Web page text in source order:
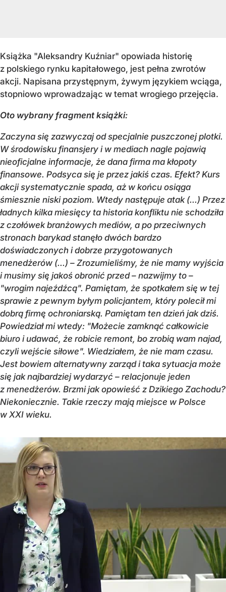
Książka "Aleksandry Kuźniar" opowiada historię
z polskiego rynku kapitałowego, jest pełna zwrotów
akcji. Napisana przystępnym, żywym językiem wciąga,
stopniowo wprowadzając w temat wrogiego przejęcia.
Oto wybrany fragment książki:
Zaczyna się zazwyczaj od specjalnie puszczonej plotki.
W środowisku finansjery i w mediach nagle pojawią
nieoficjalne informacje, że dana firma ma kłopoty
finansowe. Podsyca się je przez jakiś czas. Efekt? Kurs
akcji systematycznie spada, aż w końcu osiąga
śmiesznie niski poziom. Wtedy następuje atak (...) Przez
ładnych kilka miesięcy ta historia konfliktu nie schodziła
z czołówek branżowych mediów, a po przeciwnych
stronach barykad stanęło dwóch bardzo
doświadczonych i dobrze przygotowanych
menedżerów (...) – Zrozumieliśmy, że nie mamy wyjścia
i musimy się jakoś obronić przed – nazwijmy to –
"wrogim najeźdźcą". Pamiętam, że spotkałem się w tej
sprawie z pewnym byłym policjantem, który polecił mi
dobrą firmę ochroniarską. Pamiętam ten dzień jak dziś.
Powiedział mi wtedy: "Możecie zamknąć całkowicie
biuro i udawać, że robicie remont, bo zrobią wam najad,
czyli wejście siłowe". Wiedziałem, że nie mam czasu.
Jest bowiem alternatywny zarząd i taka sytuacja może
się jak najbardziej wydarzyć – relacjonuje jeden
z menedżerów. Brzmi jak opowieść z Dzikiego Zachodu?
Niekoniecznie. Takie rzeczy mają miejsce w Polsce
w XXI wieku.